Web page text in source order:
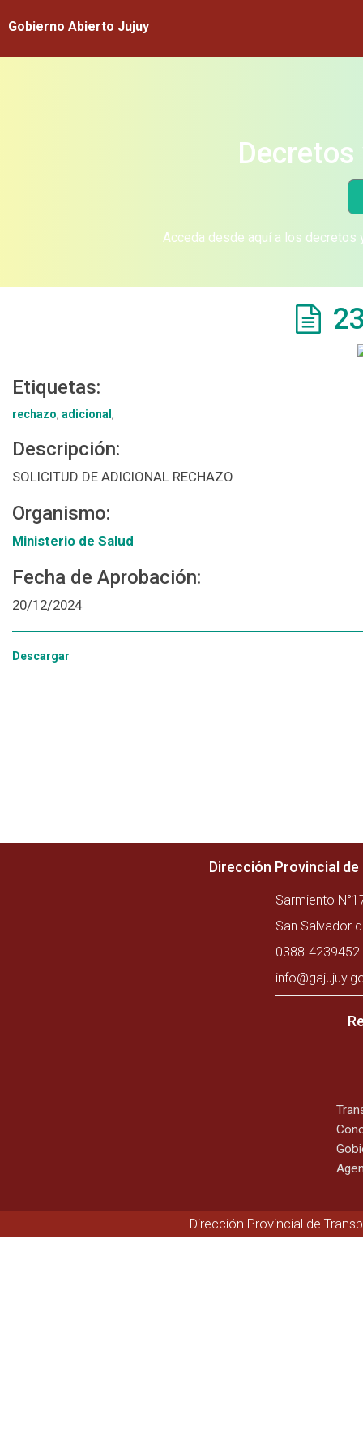
Gobierno Abierto Jujuy
Acceda desde aquí a los
Etiquetas:
rechazo, adicional ,
Descripción:
SOLICITUD DE ADICIONAL RECHAZO
Organismo:
Ministerio de Salud
Fecha de Aprobación:
20/12/2024
Descargar
Dirección Provincial
Sarmiento
San Salvador
0388-
Dirección Provincial de